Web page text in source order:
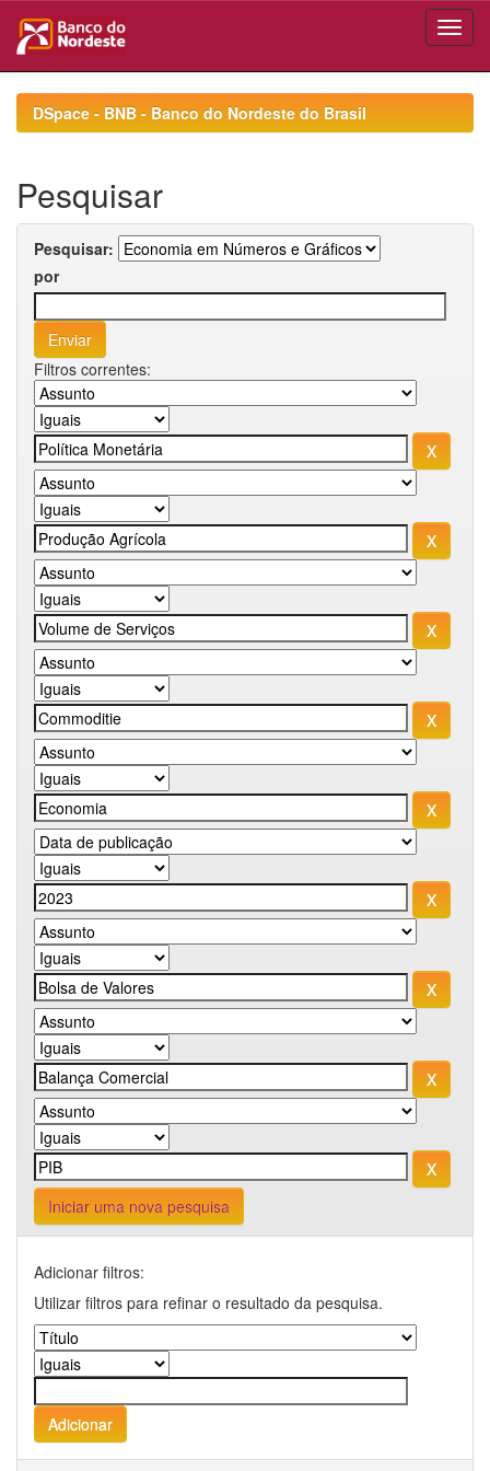
navigationDSpace - BNB - Banco do Nordeste do Brasil
Pesquisar
Pesquisar:
por
Filtros correntes:
Iniciar uma nova pesquisa
Adicionar filtros:
Utilizar filtros para refinar o resultado da pesquisa.